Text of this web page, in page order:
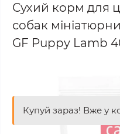
Сухий корм для
собак
GF Puppy Lamb
Купуй зараз! Вже у